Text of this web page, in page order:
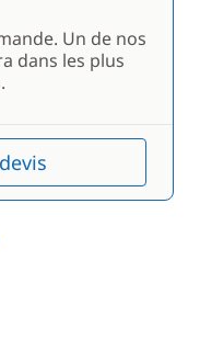
Un de nos
dans les plus